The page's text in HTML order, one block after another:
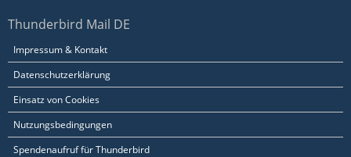
Thunderbird Mail DE
Impressum & Kontakt
Datenschutzerklärung
Einsatz von Cookies
Nutzungsbedingungen
Spendenaufruf für Thunderbird